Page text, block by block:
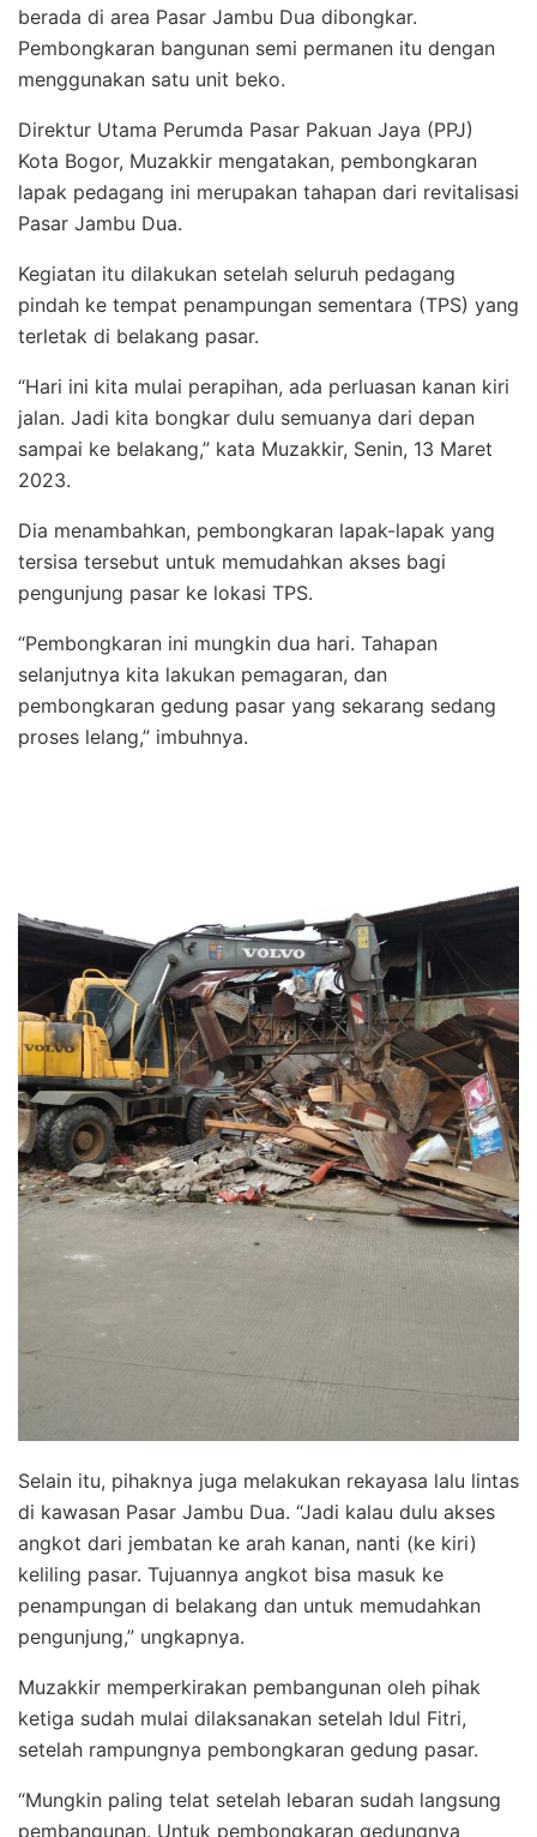
berada di area Pasar Jambu Dua dibongkar.
Pembongkaran bangunan semi permanen itu dengan
menggunakan satu unit beko.
Direktur Utama Perumda Pasar Pakuan Jaya (PPJ)
Kota Bogor, Muzakkir mengatakan, pembongkaran
lapak pedagang ini merupakan tahapan dari revitalisasi
Pasar Jambu Dua.
Kegiatan itu dilakukan setelah seluruh pedagang
pindah ke tempat penampungan sementara (TPS) yang
terletak di belakang pasar.
“Hari ini kita mulai perapihan, ada perluasan kanan kiri
jalan. Jadi kita bongkar dulu semuanya dari depan
sampai ke belakang,” kata Muzakkir, Senin, 13 Maret
2023.
Dia menambahkan, pembongkaran lapak-lapak yang
tersisa tersebut untuk memudahkan akses bagi
pengunjung pasar ke lokasi TPS.
“Pembongkaran ini mungkin dua hari. Tahapan
selanjutnya kita lakukan pemagaran, dan
pembongkaran gedung pasar yang sekarang sedang
proses lelang,” imbuhnya.
Selain itu, pihaknya juga melakukan rekayasa lalu lintas
di kawasan Pasar Jambu Dua. “Jadi kalau dulu akses
angkot dari jembatan ke arah kanan, nanti (ke kiri)
keliling pasar. Tujuannya angkot bisa masuk ke
penampungan di belakang dan untuk memudahkan
pengunjung,” ungkapnya.
Muzakkir memperkirakan pembangunan oleh pihak
ketiga sudah mulai dilaksanakan setelah Idul Fitri,
setelah rampungnya pembongkaran gedung pasar.
“Mungkin paling telat setelah lebaran sudah langsung
pembangunan. Untuk pembongkaran gedungnya